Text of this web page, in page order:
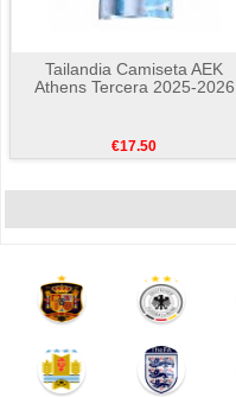
Tailandia Camiseta AEK
Athens Tercera 2025-2026
€17.50